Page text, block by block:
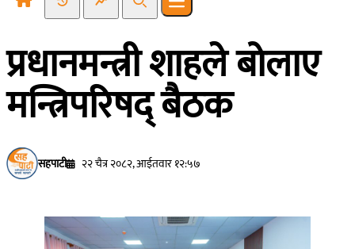
Recent NewsTrending News
SearchOpen main menu
प्रधानमन्त्री शाहले बोलाए
मन्त्रिपरिषद् बैठक
सहपाटी २२ चैत्र २०८२, आईतवार १२:५७